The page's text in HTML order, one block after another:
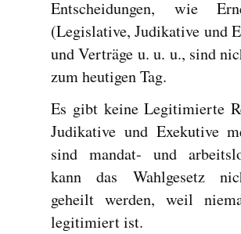
Entscheidungen, wie
(Legislative, Judikative und
und Verträge u. u. u., sind
zum heutigen Tag.
Es gibt keine Legitimierte
Judikative und Exekutive
sind mandat- und
kann das Wahlgesetz
geheilt werden, weil
legitimiert ist.